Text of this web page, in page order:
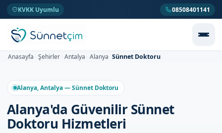
KVKK Uyumlu 08508401141
Anasayfa Şehirler Antalya Alanya Sünnet Doktoru
Alanya, Antalya — Sünnet Doktoru
Alanya'da Güvenilir Sünnet
Doktoru Hizmetleri